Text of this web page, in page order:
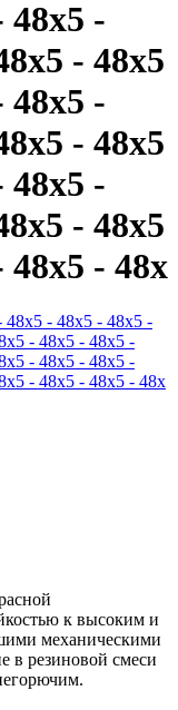
48x5 -
- 48x5
48x5 -
- 48x5
48x5 -
- 48x5
48x5 - 48x
к высоким и
механическими
в резиновой смеси